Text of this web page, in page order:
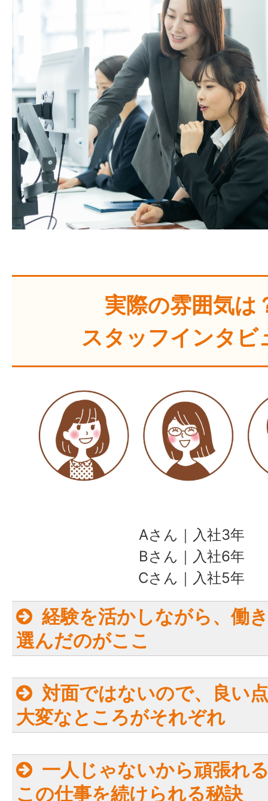
実際の雰囲気は
スタッフインタビ
Aさん｜入社3年
Bさん｜入社6年
Cさん｜入社5年
経験を活かしながら、働
選んだのがここ
Aさん：
扶養内で働きたい
対面ではないので、良い
大変なところがそれぞれ
一人じゃないから頑張れ
この仕事を続けられる秘訣